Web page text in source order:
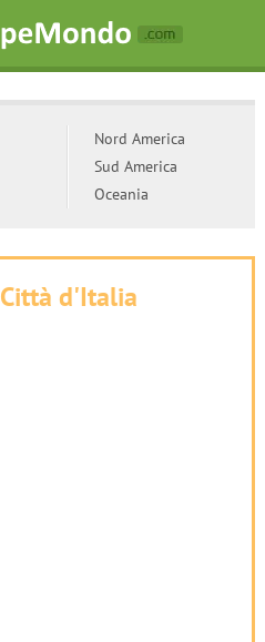
Nord America
Sud America
Oceania
Città d'Italia